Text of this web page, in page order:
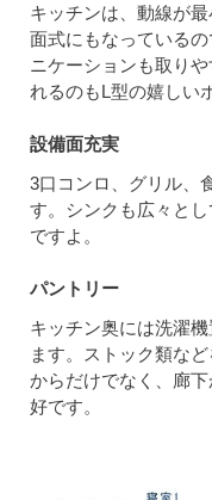
キッチンは、動線が
面式にもなっている
ニケーションも取り
れるのもL型の嬉しい
設備面充実
3口コンロ、グリル、
す。シンクも広々と
ですよ。
パントリー
キッチン奥には洗濯
ます。ストック類な
からだけでなく、廊
好です。